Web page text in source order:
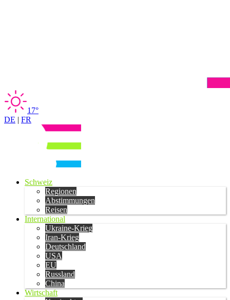
17°
DE | FR
Schweiz
Regionen
Abstimmungen
Reisen
International
Ukraine-Krieg
Iran-Krieg
Deutschland
USA
EU
Russland
China
Wirtschaft